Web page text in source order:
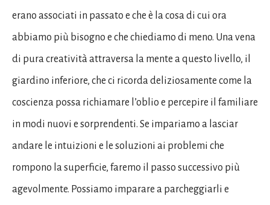
erano associati in passato e che è la cosa di cui ora
abbiamo più bisogno e che chiediamo di meno. Una vena
di pura creatività attraversa la mente a questo livello, il
giardino inferiore, che ci ricorda deliziosamente come la
coscienza possa richiamare l’oblio e percepire il familiare
in modi nuovi e sorprendenti. Se impariamo a lasciar
andare le intuizioni e le soluzioni ai problemi che
rompono la superficie, faremo il passo successivo più
agevolmente. Possiamo imparare a parcheggiarli e